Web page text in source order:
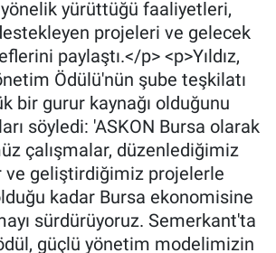
yönelik yürüttüğü faaliyetleri,
projeleri ve gelecek
paylaştı.</p> <p>Yıldız,
Ödülü'nün şube teşkilatı
bir gurur kaynağı olduğunu
söyledi: 'ASKON Bursa olarak
çalışmalar, düzenlediğimiz
ve geliştirdiğimiz projelerle
kadar Bursa ekonomisine
sürdürüyoruz. Semerkant'ta
ödül, güçlü yönetim modelimizin